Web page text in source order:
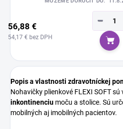
56,88 €
54,17 € bez DPH
−
Popis a vlastnosti zdravotníckej
Nohavičky plienkové FLEXI SOFT sú
inkontinenciu moču a stolice. Sú
mobilných aj imobilných pacientov.